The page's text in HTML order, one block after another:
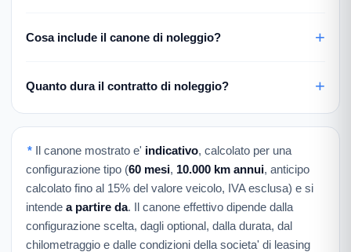
Cosa include il canone di noleggio?
Quanto dura il contratto di noleggio?
* Il canone mostrato e' indicativo, calcolato per una
configurazione tipo (60 mesi, 10.000 km annui, anticipo
calcolato fino al 15% del valore veicolo, IVA esclusa) e si
intende a partire da. Il canone effettivo dipende dalla
configurazione scelta, dagli optional, dalla durata, dal
chilometraggio e dalle condizioni della societa' di leasing